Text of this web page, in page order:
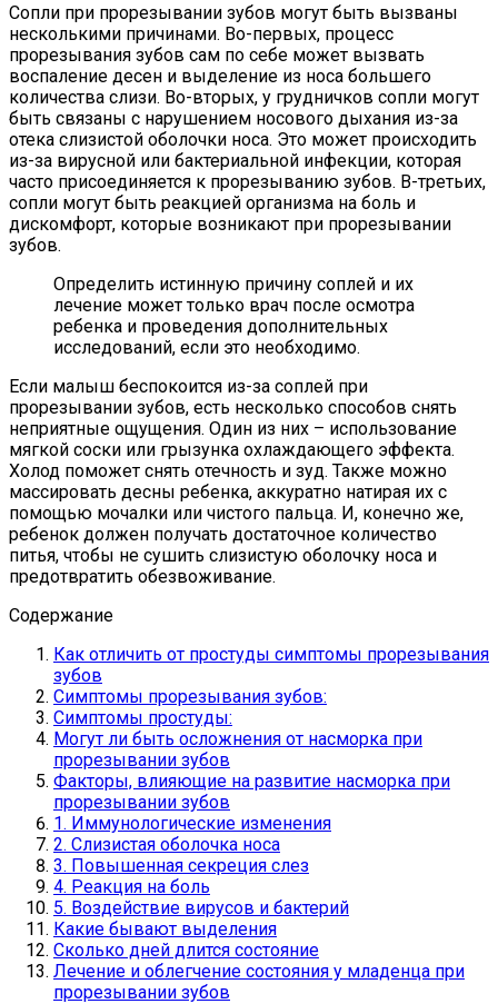
Сопли при прорезывании зубов могут быть вызваны
несколькими причинами. Во-первых, процесс
прорезывания зубов сам по себе может вызвать
воспаление десен и выделение из носа большего
количества слизи. Во-вторых, у грудничков сопли могут
быть связаны с нарушением носового дыхания из-за
отека слизистой оболочки носа. Это может происходить
из-за вирусной или бактериальной инфекции, которая
часто присоединяется к прорезыванию зубов. В-третьих,
сопли могут быть реакцией организма на боль и
дискомфорт, которые возникают при прорезывании
зубов.
Определить истинную причину соплей и их
лечение может только врач после осмотра
ребенка и проведения дополнительных
исследований, если это необходимо.
Если малыш беспокоится из-за соплей при
прорезывании зубов, есть несколько способов снять
неприятные ощущения. Один из них – использование
мягкой соски или грызунка охлаждающего эффекта.
Холод поможет снять отечность и зуд. Также можно
массировать десны ребенка, аккуратно натирая их с
помощью мочалки или чистого пальца. И, конечно же,
ребенок должен получать достаточное количество
питья, чтобы не сушить слизистую оболочку носа и
предотвратить обезвоживание.
Содержание
Как отличить от простуды симптомы прорезывания
зубов
Симптомы прорезывания зубов:
Симптомы простуды:
Могут ли быть осложнения от насморка при
прорезывании зубов
Факторы, влияющие на развитие насморка при
прорезывании зубов
1. Иммунологические изменения
2. Слизистая оболочка носа
3. Повышенная секреция слез
4. Реакция на боль
5. Воздействие вирусов и бактерий
Какие бывают выделения
Сколько дней длится состояние
Лечение и облегчение состояния у младенца при
прорезывании зубов